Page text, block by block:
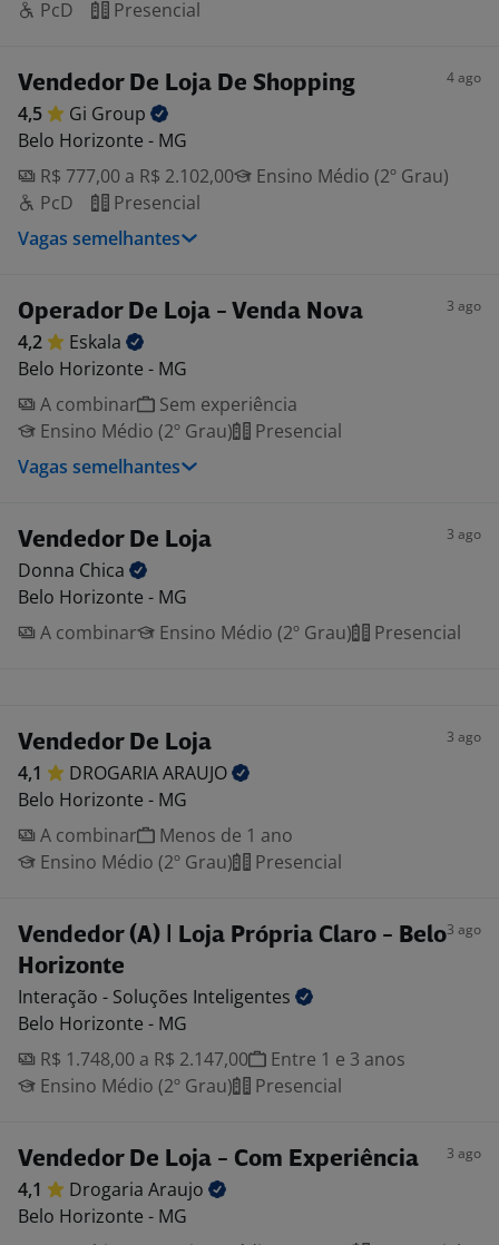
PcD
Presencial
Vendedor De Loja De Shopping 4 ago
4,5 Gi Group
Belo Horizonte - MG
R$ 777,00 a R$ 2.102,00
Ensino Médio (2º Grau)
PcD
Presencial
Vagas semelhantes
Operador De Loja - Venda Nova 3 ago
4,2
Eskala
Belo Horizonte - MG
A combinar
Sem experiência
Ensino Médio (2º Grau)
Presencial
Vagas semelhantes
Vendedor De Loja 3 ago
Donna Chica
Belo Horizonte - MG
A combinar
Ensino Médio (2º Grau) Presencial
Vendedor De Loja 3 ago
4,1 DROGARIAARAUJO
Belo Horizonte - MG
A combinar
Menos de 1 ano
Ensino Médio (2º Grau)
Presencial
Vendedor (A) | Loja Própria Claro - Belo
Horizonte
3 ago
Interação - Soluções Inteligentes
Belo Horizonte - MG
R$ 1.748,00 a R$ 2.147,00
Entre 1 e 3 anos
Ensino Médio (2º Grau)
Presencial
Vendedor De Loja - Com Experiência 3 ago
4,1 Drogaria Araujo
Belo Horizonte - MG